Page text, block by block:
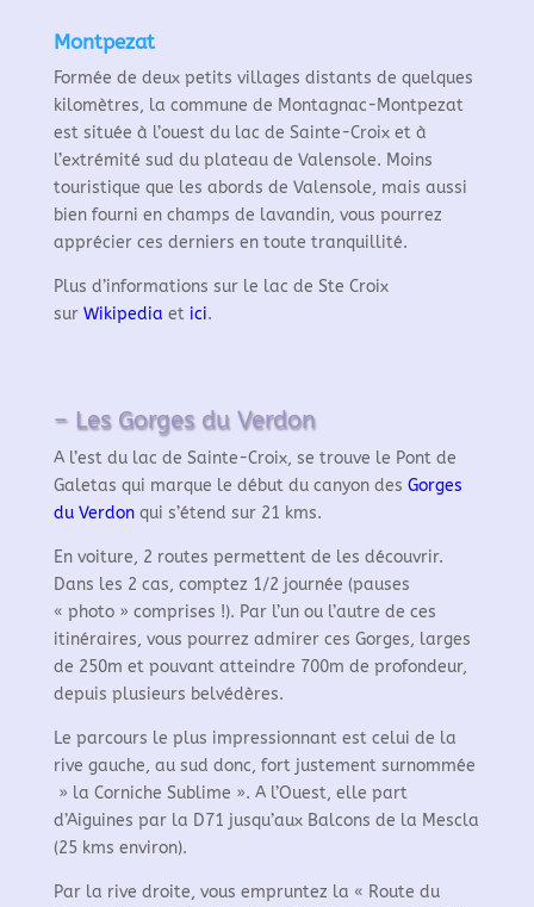
Montpezat
Formée de deux petits villages distants de quelques
kilomètres, la commune de Montagnac-Montpezat
est située à l’ouest du lac de Sainte-Croix et à
l’extrémité sud du plateau de Valensole. Moins
touristique que les abords de Valensole, mais aussi
bien fourni en champs de lavandin, vous pourrez
apprécier ces derniers en toute tranquillité.
Plus d’informations sur le lac de Ste Croix
sur Wikipedia et ici.
– Les Gorges du Verdon
A l’est du lac de Sainte-Croix, se trouve le Pont de
Galetas qui marque le début du canyon des Gorges
du Verdonqui s’étend sur 21 kms.​
En voiture, 2 routes permettent de les découvrir.
Dans les 2 cas, comptez 1/2 journée (pauses
« photo » comprises !). Par l’un ou l’autre de ces
itinéraires, vous pourrez admirer ces Gorges, larges
de 250m et pouvant atteindre 700m de profondeur,
depuis plusieurs belvédères.
Le parcours le plus impressionnant est celui de la
rive gauche, au sud donc, fort justement surnommée
» la Corniche Sublime ». A l’Ouest, elle part
d’Aiguines par la D71 jusqu’aux Balcons de la Mescla
(25 kms environ).
Par la rive droite, vous empruntez la « Route du